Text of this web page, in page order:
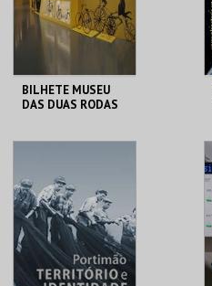
COMPRAR
BILHETE MUSEU
DAS DUAS RODAS
MAIS INFO
COMPRAR